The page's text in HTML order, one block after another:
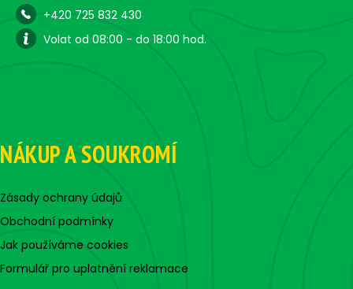
+420 725 832 430
Volat od 08:00 - do 18:00 hod.
NÁKUP A SOUKROMÍ
Zásady ochrany údajů
Obchodní podmínky
Jak používáme cookies
Formulář pro uplatnění reklamace